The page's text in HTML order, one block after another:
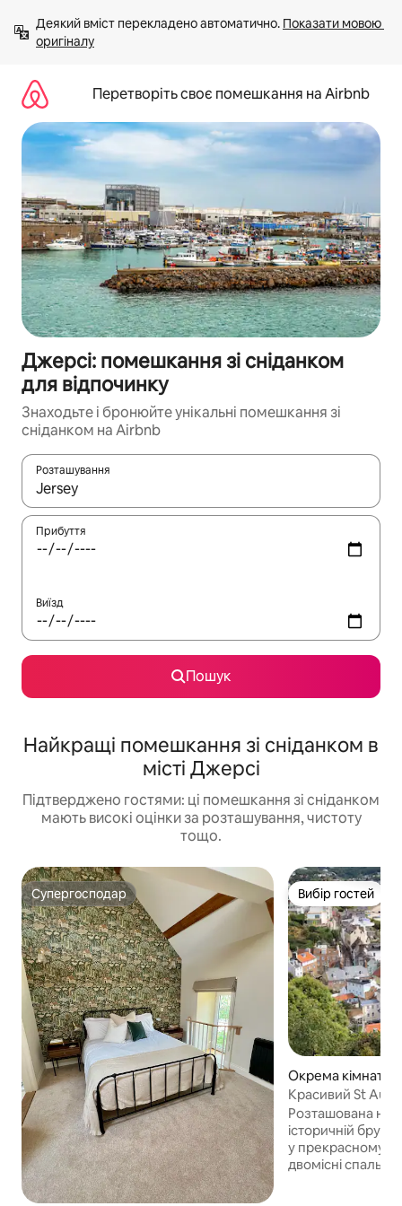
вмісту
Деякий вміст перекладено автоматично. Показати мовою
оригіналу
Перетворіть своє помешкання на Airbnb
Джерсі: помешкання зі сніданком
для відпочинку
Знаходьте і бронюйте унікальні помешкання зі
сніданком на Airbnb
Розташування
Отримавши результати пошуку, використовуйте для
Прибуття
Виїзд
Пошук
Найкращі помешкання зі сніданком в
місті Джерсі
Підтверджено гостями: ці помешкання зі сніданком
мають високі оцінки за розташування, чистоту
тощо.
Супергосподар
Супергосподар Вибір гостей
Вибір гостей
Окрема кімната у
ey
Красивий St
кімнати 1 ES/PBrm
Розташована на
історичній
у прекрасному
двомісні